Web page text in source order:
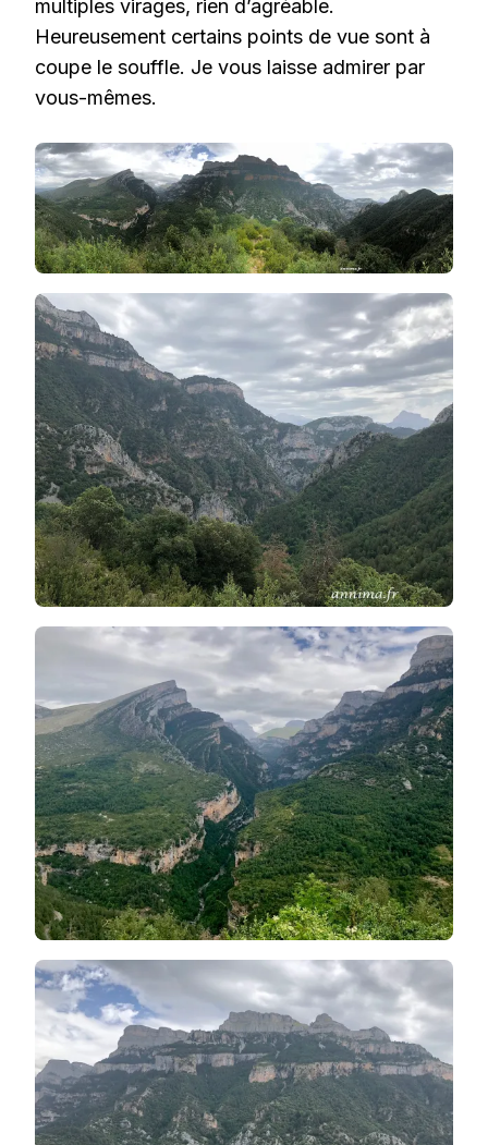
multiples virages, rien d’agréable.
Heureusement certains points de vue sont à
coupe le souffle. Je vous laisse admirer par
vous-mêmes.